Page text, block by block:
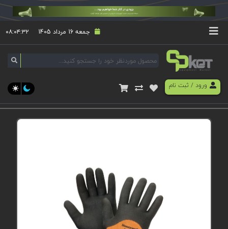
جمعه 16 مرداد 1405 ۰۸:۰۴:۳۳
ورود/ ثبت نام